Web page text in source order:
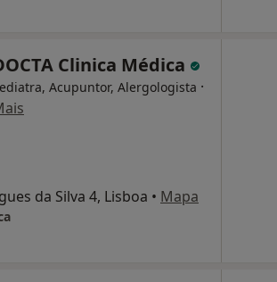
Clinica Médica
Acupuntor, Alergologista ·
da Silva 4, Lisboa • Mapa